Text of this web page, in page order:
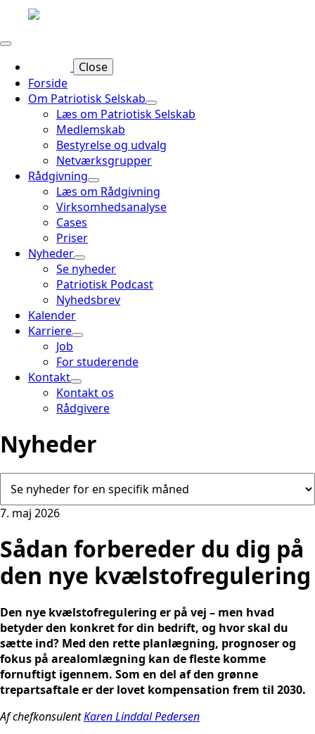
Close
Forside
Om Patriotisk Selskab
Læs om Patriotisk Selskab
Medlemskab
Bestyrelse og udvalg
Netværksgrupper
Rådgivning
Læs om Rådgivning
Virksomhedsanalyse
Cases
Priser
Nyheder
Se nyheder
Patriotisk Podcast
Nyhedsbrev
Kalender
Karriere
Job
For studerende
Kontakt
Kontakt os
Rådgivere
Nyheder
7. maj 2026
Sådan forbereder du dig på
den nye kvælstofregulering
Den nye kvælstofregulering er på vej – men hvad
betyder den konkret for din bedrift, og hvor skal du
sætte ind? Med den rette planlægning, prognoser og
fokus på arealomlægning kan de fleste komme
fornuftigt igennem. Som en del af den grønne
trepartsaftale er der lovet kompensation frem til 2030.
Af chefkonsulentKaren Linddal Pedersen